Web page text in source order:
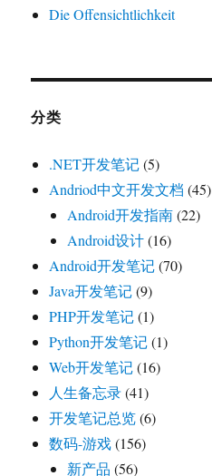
Die Offensichtlichkeit
分类
.NET开发笔记(5)
Andriod中文开发文档 (45)
Android开发指南(22)
Android设计(16)
Android开发笔记(70)
Java开发笔记(9)
PHP开发笔记(1)
Python开发笔记(1)
Web开发笔记(16)
人生备忘录(41)
开发笔记总览(6)
数码-游戏(156)
新产品 (56)